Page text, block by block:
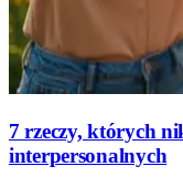
7 rzeczy, których
interpersonalnych